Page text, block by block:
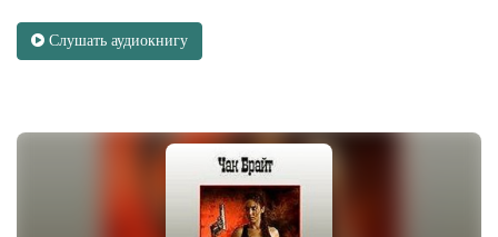
Слушать аудиокнигу